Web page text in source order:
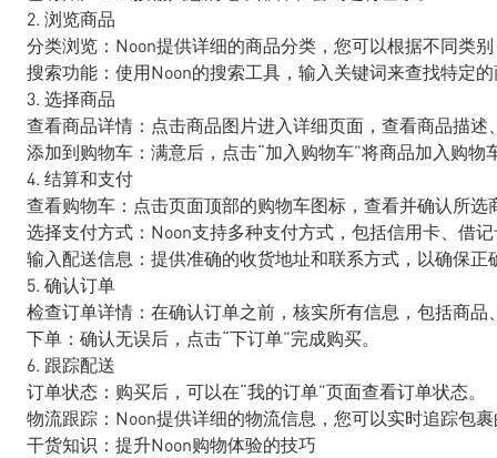
2. 浏览商品
分类浏览：Noon提供详细的商品分类，您可以根据不同类
搜索功能：使用Noon的搜索工具，输入关键词来查找特定
3. 选择商品
查看商品详情：点击商品图片进入详细页面，查看商品描述
添加到购物车：满意后，点击“加入购物车”将商品加入购物
4. 结算和支付
查看购物车：点击页面顶部的购物车图标，查看并确认所选
选择支付方式：Noon支持多种支付方式，包括信用卡、借
输入配送信息：提供准确的收货地址和联系方式，以确保正
5. 确认订单
检查订单详情：在确认订单之前，核实所有信息，包括商
下单：确认无误后，点击“下订单”完成购买。
6. 跟踪配送
订单状态：购买后，可以在“我的订单”页面查看订单状态。
物流跟踪：Noon提供详细的物流信息，您可以实时追踪包
干货知识：提升Noon购物体验的技巧